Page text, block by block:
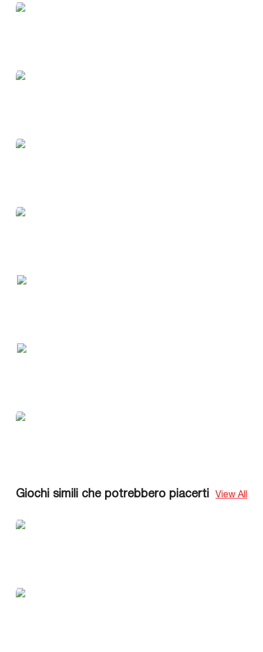
Giochi simili che potrebbero piacerti View All